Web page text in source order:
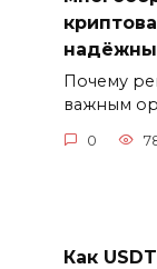
Почему
важным
0
Как